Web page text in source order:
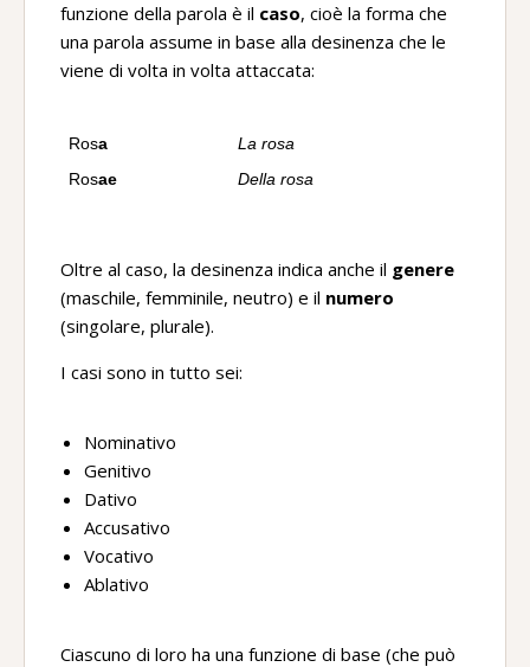
funzione della parola è il caso, cioè la forma che
una parola assume in base alla desinenza che le
viene di volta in volta attaccata:
Rosa
La rosa
Rosae Della rosa
Oltre al caso, la desinenza indica anche il genere
(maschile, femminile, neutro) e il numero
(singolare, plurale).
I casi sono in tutto sei:
Nominativo
Genitivo
Dativo
Accusativo
Vocativo
Ablativo
Ciascuno di loro ha una funzione di base (che può